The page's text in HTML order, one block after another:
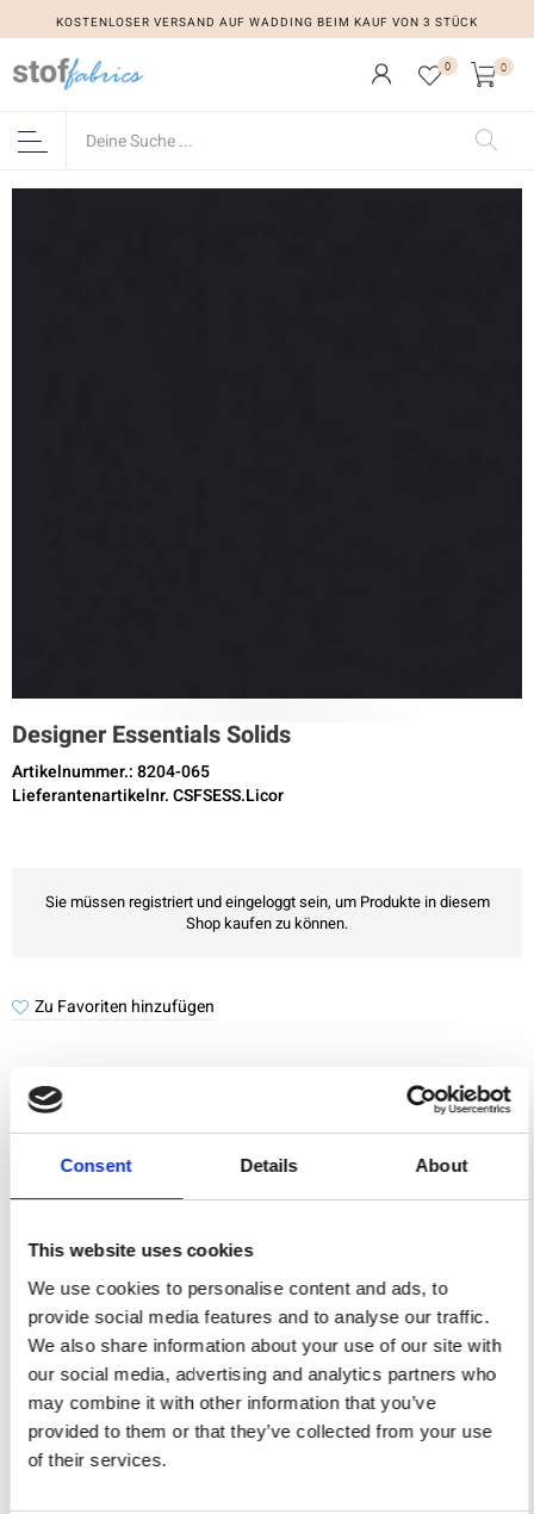
Consent Details About
This website uses cookies
We use cookies to personalise content and ads, to
provide social media features and to analyse our traffic.
We also share information about your use of our site with
our social media, advertising and analytics partners who
may combine it with other information that you’ve
provided to them or that they’ve collected from your use
of their services.
KOSTENLOSER VERSAND AUF WADDING BEIM KAUF VON 3 STÜCK
0 0
Designer Essentials Solids
Artikelnummer.: 8204-065
Lieferantenartikelnr. CSFSESS.Licor
Sie müssen registriert und eingeloggt sein, um Produkte in diesem
Shop kaufen zu können.
Zu Favoriten hinzufügen
Qualität
geprüft
Schnelle
Spezifikation
Breite
114,00
100% Baumwolle
Gewicht pro Quadratmeter
(m2)
0,143 Kg.